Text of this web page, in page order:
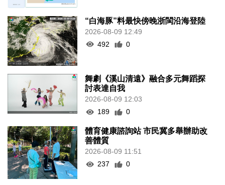
“白海豚”料最快傍晚浙閩沿海登陸
2026-08-09 12:49
492
0
舞劇《溪山清遠》融合多元舞蹈探
討表達自我
2026-08-09 12:03
189
0
體育健康諮詢站 市民冀多舉辦助改
善體質
2026-08-09 11:51
237
0